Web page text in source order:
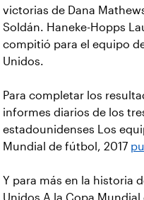
victorias de Dana
Soldán. Haneke-Hopps
compitió para el equipo
Unidos.
Para completar los
informes diarios de los
estadounidenses Los
Mundial de fútbol, 2017
Y para más en la historia
Unidos A la Copa